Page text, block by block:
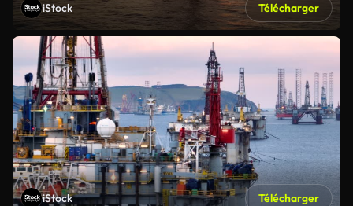
iStock Télécharger
iStock Télécharger